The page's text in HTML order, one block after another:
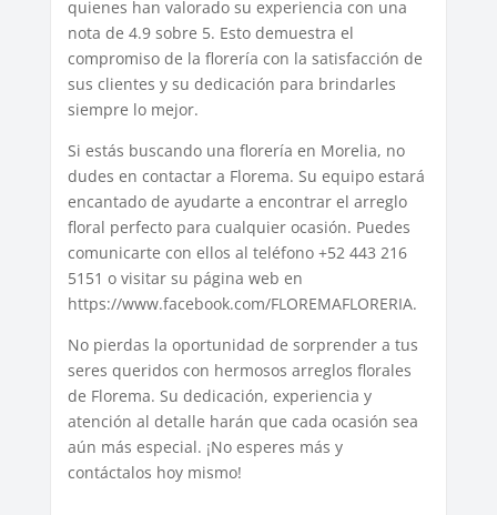
quienes han valorado su experiencia con una
nota de 4.9 sobre 5. Esto demuestra el
compromiso de la florería con la satisfacción de
sus clientes y su dedicación para brindarles
siempre lo mejor.
Si estás buscando una florería en Morelia, no
dudes en contactar a Florema. Su equipo estará
encantado de ayudarte a encontrar el arreglo
floral perfecto para cualquier ocasión. Puedes
comunicarte con ellos al teléfono +52 443 216
5151 o visitar su página web en
https://www.facebook.com/FLOREMAFLORERIA.
No pierdas la oportunidad de sorprender a tus
seres queridos con hermosos arreglos florales
de Florema. Su dedicación, experiencia y
atención al detalle harán que cada ocasión sea
aún más especial. ¡No esperes más y
contáctalos hoy mismo!